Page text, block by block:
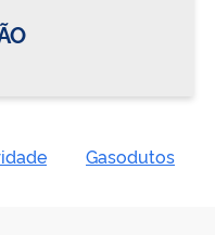
Gasodutos